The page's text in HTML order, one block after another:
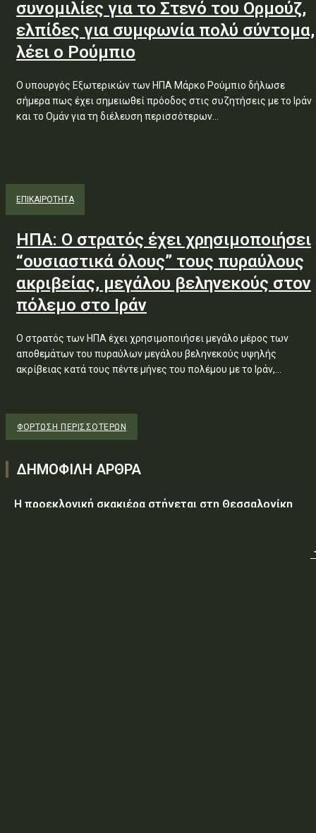
συνομιλίες για το Στενό του Ορμούζ,
ελπίδες για συμφωνία πολύ σύντομα,
λέει ο Ρούμπιο
Ο υπουργός Εξωτερικών των ΗΠΑ Μάρκο Ρούμπιο δήλωσε
σήμερα πως έχει σημειωθεί πρόοδος στις συζητήσεις με το Ιράν
και το Ομάν για τη διέλευση περισσότερων...
ΕΠΙΚΑΙΡΟΤΗΤΑ
ΗΠΑ: Ο στρατός έχει χρησιμοποιήσει
“ουσιαστικά όλους” τους πυραύλους
ακριβείας, μεγάλου βεληνεκούς στον
πόλεμο στο Ιράν
Ο στρατός των ΗΠΑ έχει χρησιμοποιήσει μεγάλο μέρος των
αποθεμάτων του πυραύλων μεγάλου βεληνεκούς υψηλής
ακρίβειας κατά τους πέντε μήνες του πολέμου με το Ιράν,...
ΦΌΡΤΩΣΗ ΠΕΡΙΣΣΟΤΈΡΩΝ
ΔΗΜΟΦΙΛΗ ΑΡΘΡΑ
Η προεκλογική σκακιέρα στήνεται στη Θεσσαλονίκη
Υεμένη: Στους 58 οι νεκροί, δεκάδες οι τραυματίες από